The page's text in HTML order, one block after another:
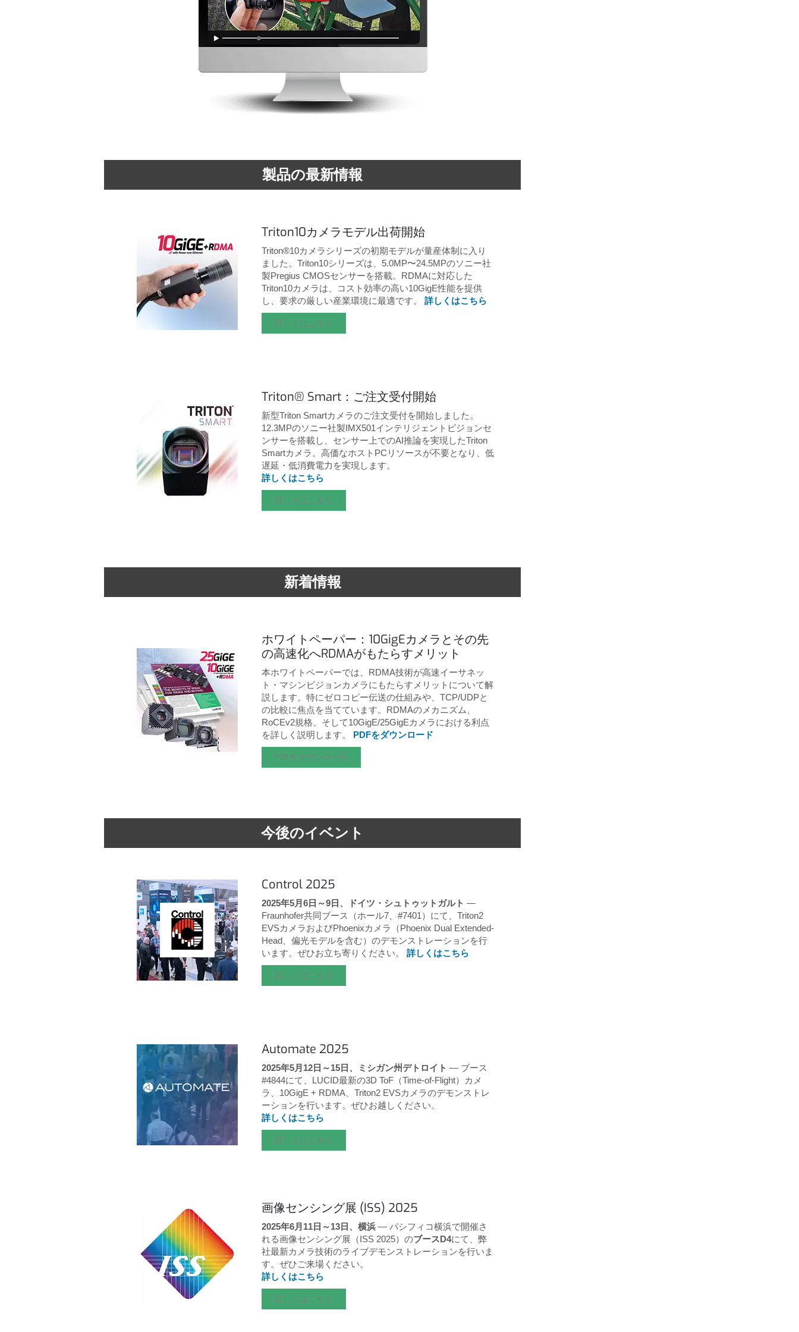
製品の最新情報
Triton10カメラモデル出荷開始
Triton®10カメラシリーズの初期モデルが量産体制に入り
ました。Triton10シリーズは、5.0MP〜24.5MPのソニー社
製Pregius CMOSセンサーを搭載。RDMAに対応した
Triton10カメラは、コスト効率の高い10GigE性能を提供
し、要求の厳しい産業環境に最適です。詳しくはこちら
詳しくはこちら
Triton® Smart：ご注文受付開始
新型Triton Smartカメラのご注文受付を開始しました。
12.3MPのソニー社製IMX501インテリジェントビジョンセ
ンサーを搭載し、センサー上でのAI推論を実現したTriton
Smartカメラ。高価なホストPCリソースが不要となり、低
遅延・低消費電力を実現します。
詳しくはこちら
詳しくはこちら
新着情報
ホワイトペーパー：10GigEカメラとその先
の高速化へRDMAがもたらすメリット
本ホワイトペーパーでは、RDMA技術が高速イーサネッ
ト・マシンビジョンカメラにもたらすメリットについて解
説します。特にゼロコピー伝送の仕組みや、TCP/UDPと
の比較に焦点を当てています。RDMAのメカニズム、
RoCEv2規格、そして10GigE/25GigEカメラにおける利点
を詳しく説明します。 PDFをダウンロード
PDFをダウンロード
今後のイベント
Control 2025
2025年5月6日～9日、ドイツ・シュトゥットガルト—
Fraunhofer共同ブース（ホール7、#7401）にて、Triton2
EVSカメラおよびPhoenixカメラ（Phoenix Dual Extended-
Head、偏光モデルを含む）のデモンストレーションを行
います。ぜひお立ち寄りください。詳しくはこちら
詳しくはこちら
Automate 2025
2025年5月12日～15日、ミシガン州デトロイト— ブース
#4844にて、LUCID最新の3D ToF（Time-of-Flight）カメ
ラ、10GigE + RDMA、Triton2 EVSカメラのデモンストレ
ーションを行います。ぜひお越しください。
詳しくはこちら
詳しくはこちら
画像センシング展 (ISS) 2025
2025年6月11日～13日、横浜— パシフィコ横浜で開催さ
れる画像センシング展（ISS 2025）のブースD4にて、弊
社最新カメラ技術のライブデモンストレーションを行いま
す。ぜひご来場ください。
詳しくはこちら
詳しくはこちら